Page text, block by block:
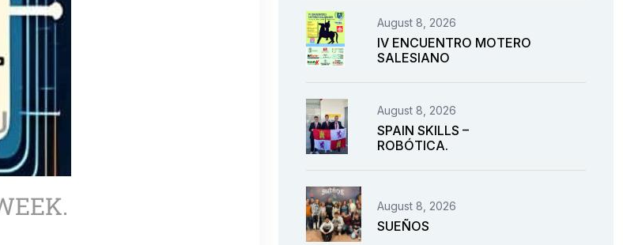
August 8, 2026
IV ENCUENTRO MOTERO
SALESIANO
August 8, 2026
SPAIN SKILLS –
ROBÓTICA.
August 8, 2026
SUEÑOS